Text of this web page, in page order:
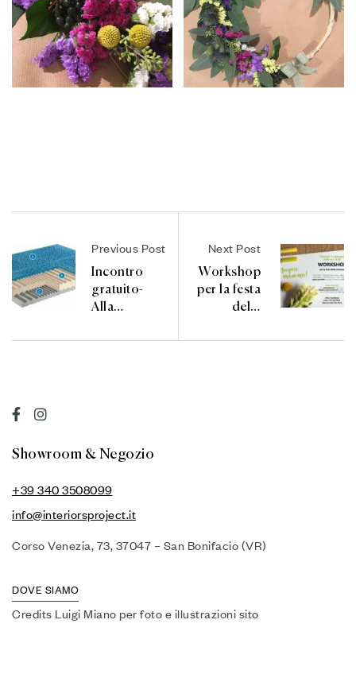
Previous Post
Incontro
gratuito-
Alla
riposo
Next Post
Workshop
per la festa
della
iscrizioni
Showroom & Negozio
+39 340 3508099
info@interiorsproject.it
Corso Venezia, 73, 37047 – San Bonifacio (VR)
DOVE SIAMO
Credits Luigi Miano per foto e illustrazioni sito